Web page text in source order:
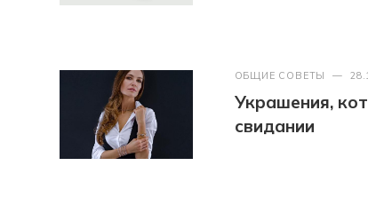
ОБЩИЕ СОВЕТЫ —
Украшения,
свидании